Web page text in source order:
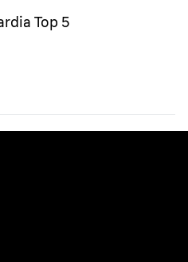
Top 5